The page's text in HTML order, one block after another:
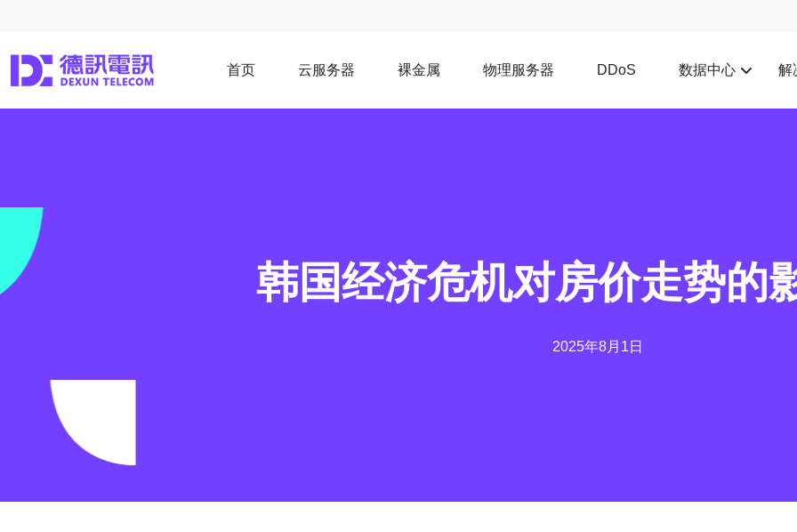
首页 云服务器 裸金属 物理服务器 DDoS 数据中心 解
韩国经济危机对房价走势的
2025年8月1日